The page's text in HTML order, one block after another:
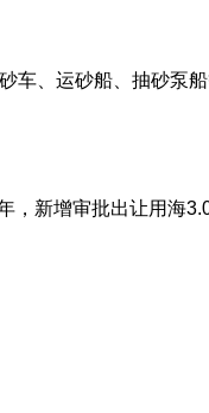
、运砂船、抽砂泵
新增审批出让用海